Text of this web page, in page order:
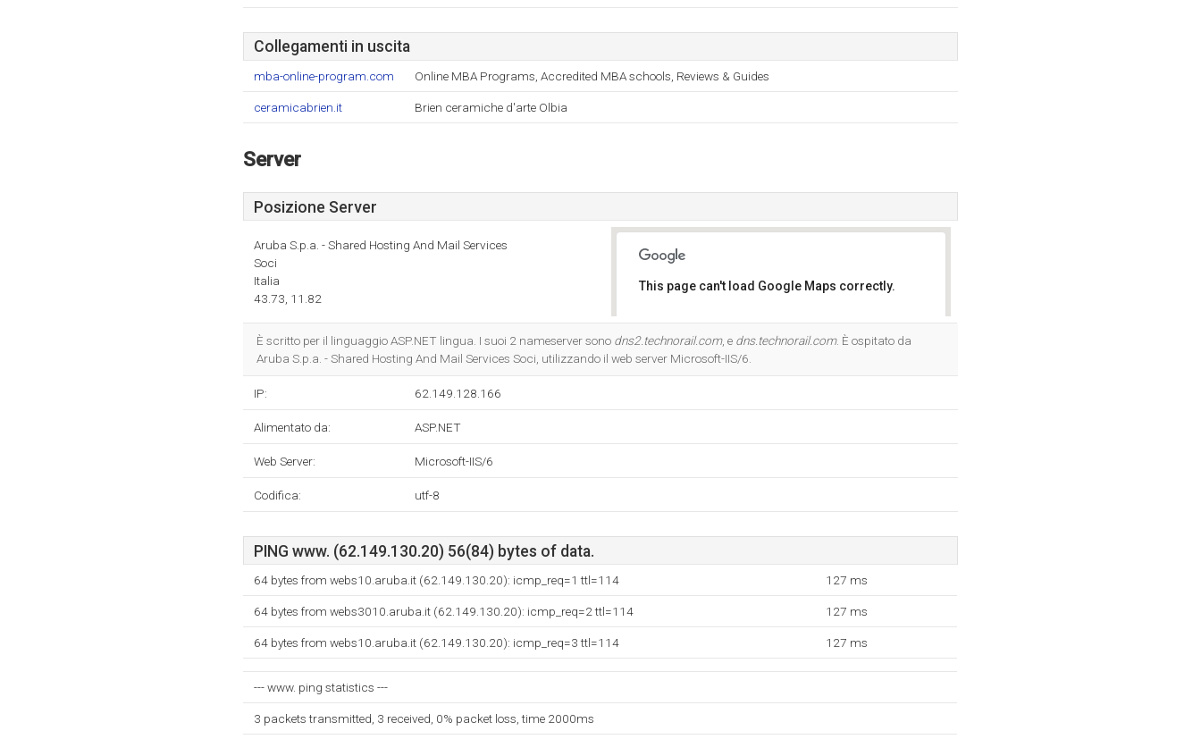
Collegamenti in uscita
mba-online-program.com Online MBA Programs, Accredited MBA schools, Reviews & Guides
ceramicabrien.it Brien ceramiche d'arte Olbia
Server
Posizione Server
Aruba S.p.a. - Shared Hosting And Mail Services
Soci
Italia
43.73, 11.82
This page can't load Google Maps correctly.
È scritto per il linguaggio ASP.NET lingua. I suoi 2 nameserver sono dns2.technorail.com, e dns.technorail.com. È ospitato da
Aruba S.p.a. - Shared Hosting And Mail Services Soci, utilizzando il web server Microsoft-IIS/6.
IP: 62.149.128.166
Alimentato da: ASP.NET
Web Server: Microsoft-IIS/6
Codifica: utf-8
PING www. (62.149.130.20) 56(84) bytes of data.
64 bytes from webs10.aruba.it (62.149.130.20): icmp_req=1 ttl=114 127 ms
64 bytes from webs3010.aruba.it (62.149.130.20): icmp_req=2 ttl=114 127 ms
64 bytes from webs10.aruba.it (62.149.130.20): icmp_req=3 ttl=114 127 ms
--- www. ping statistics ---
3 packets transmitted, 3 received, 0% packet loss, time 2000ms